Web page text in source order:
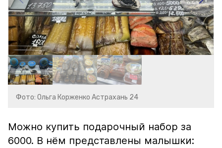
Фото: Ольга Корженко Астрахань 24
Можно купить подарочный набор за
6000. В нём представлены малышки: